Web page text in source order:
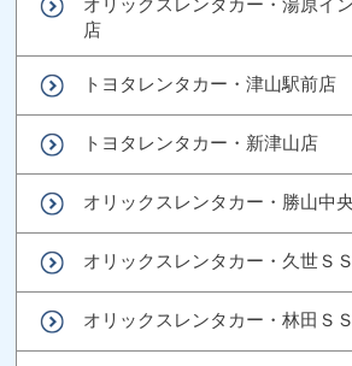
オリックスレンタカー・湯原イ
店
トヨタレンタカー・津山駅前店
トヨタレンタカー・新津山店
オリックスレンタカー・勝山中
オリックスレンタカー・久世Ｓ
オリックスレンタカー・林田Ｓ